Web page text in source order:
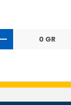
0 GR